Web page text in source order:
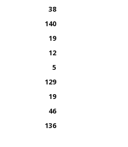
38
140
19
12
5
129
19
46
136